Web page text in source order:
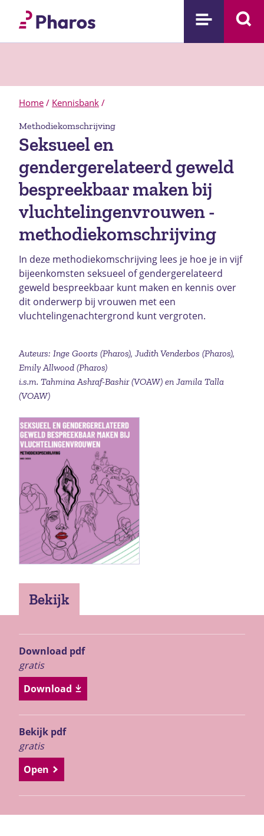
Home / Kennisbank /
Methodiekomschrijving
Seksueel en
gendergerelateerd geweld
bespreekbaar maken bij
vluchtelingenvrouwen -
methodiekomschrijving
In deze methodiekomschrijving lees je hoe je in vijf
bijeenkomsten seksueel of gendergerelateerd
geweld bespreekbaar kunt maken en kennis over
dit onderwerp bij vrouwen met een
vluchtelingenachtergrond kunt vergroten.
Auteurs: Inge Goorts (Pharos), Judith Venderbos (Pharos),
Emily Allwood (Pharos)
i.s.m. Tahmina Ashraf-Bashir (VOAW) en Jamila Talla
(VOAW)
Bekijk
Download pdf
gratis
Download
Bekijk pdf
gratis
Open